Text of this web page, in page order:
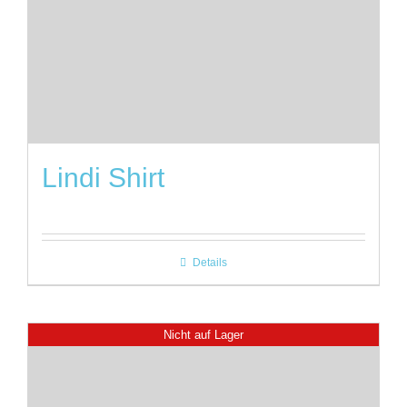
Lindi Shirt
Details
Nicht auf Lager